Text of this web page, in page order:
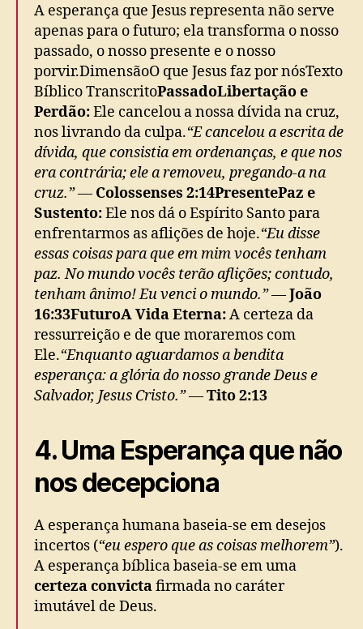
A esperança que Jesus representa não serve
apenas para o futuro; ela transforma o nosso
passado, o nosso presente e o nosso
porvir.DimensãoO que Jesus faz por nósTexto
Bíblico TranscritoPassadoLibertação e
Perdão:Ele cancelou a nossa dívida na cruz,
nos livrando da culpa.“E cancelou a escrita de
dívida, que consistia em ordenanças, e que nos
era contrária; ele a removeu, pregando-a na
cruz.”— Colossenses 2:14PresentePaz e
Sustento:Ele nos dá o Espírito Santo para
enfrentarmos as aflições de hoje.“Eu disse
essas coisas para que em mim vocês tenham
paz. No mundo vocês terão aflições; contudo,
tenham ânimo! Eu venci o mundo.”—João
16:33FuturoA Vida Eterna:A certeza da
ressurreição e de que moraremos com
Ele.“Enquanto aguardamos a bendita
esperança: a glória do nosso grande Deus e
Salvador, Jesus Cristo.”—Tito 2:13
4. Uma Esperança que não
nos decepciona
A esperança humana baseia-se em desejos
incertos (“eu espero que as coisas melhorem”).
A esperança bíblica baseia-se em uma
certeza convictafirmada no caráter
imutável de Deus.